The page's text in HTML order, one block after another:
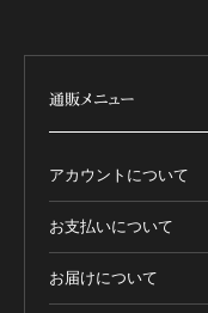
通販メニュー
アカウントについて
お支払いについて
お届けについて